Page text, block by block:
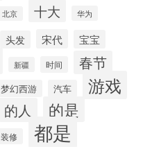
北京 十大 华为
头发 宋代 宝宝
新疆 时间 春节
梦幻西游 汽车 游戏
的人 的是
装修 都是